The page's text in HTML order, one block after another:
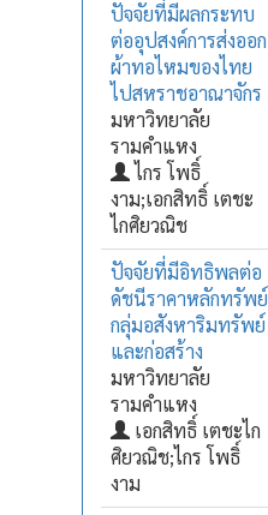
ปัจจัยที่มีผลกระทบ
ต่ออุปสงค์การส่งออก
ผ้าทอไหมของไทย
ไปสหราชอาณาจักร
มหาวิทยาลัย
รามคำแหง
ไกร โพธิ์
งาม;เอกสิทธิ์ เตชะ
ไกศิยวณิช
ปัจจัยที่มีอิทธิพลต่อ
ดัชนีราคาหลักทรัพย์
กลุ่มอสังหาริมทรัพย์
และก่อสร้าง
มหาวิทยาลัย
รามคำแหง
เอกสิทธิ์ เตชะไก
ศิยวณิช;ไกร โพธิ์
งาม